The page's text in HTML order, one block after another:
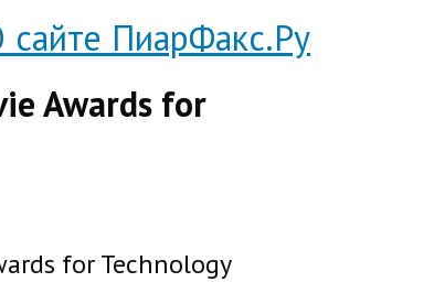
сайте ПиарФакс.Ру
Awards for
for Technology